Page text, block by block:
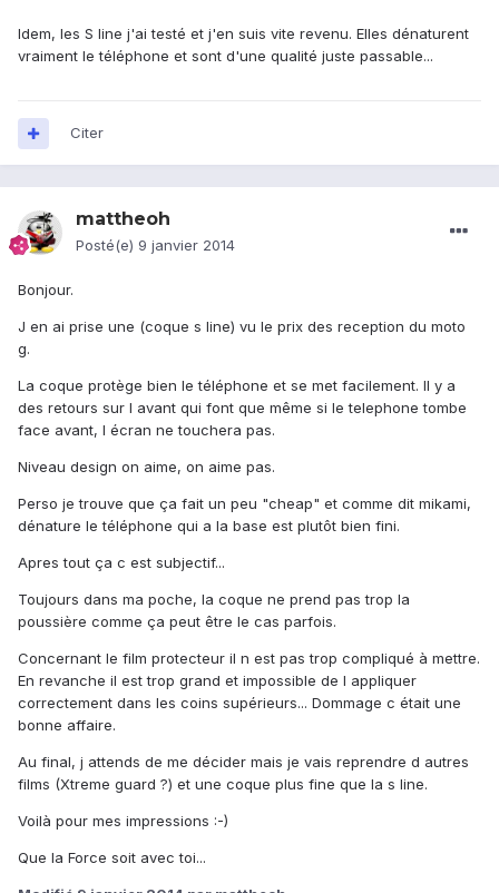
Idem, les S line j'ai testé et j'en suis vite revenu. Elles dénaturent
vraiment le téléphone et sont d'une qualité juste passable...
Citer
mattheoh
Posté(e) 9 janvier 2014
Bonjour.
J en ai prise une (coque s line) vu le prix des reception du moto
g.
La coque protège bien le téléphone et se met facilement. Il y a
des retours sur l avant qui font que même si le telephone tombe
face avant, l écran ne touchera pas.
Niveau design on aime, on aime pas.
Perso je trouve que ça fait un peu "cheap" et comme dit mikami,
dénature le téléphone qui a la base est plutôt bien fini.
Apres tout ça c est subjectif...
Toujours dans ma poche, la coque ne prend pas trop la
poussière comme ça peut être le cas parfois.
Concernant le film protecteur il n est pas trop compliqué à mettre.
En revanche il est trop grand et impossible de l appliquer
correctement dans les coins supérieurs... Dommage c était une
bonne affaire.
Au final, j attends de me décider mais je vais reprendre d autres
films (Xtreme guard ?) et une coque plus fine que la s line.
Voilà pour mes impressions :-)
Que la Force soit avec toi...